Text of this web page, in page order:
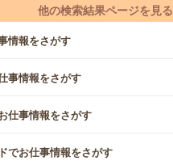
他の検索結果ページを見る
情報をさがす
事情報をさがす
仕事情報をさがす
でお仕事情報をさがす